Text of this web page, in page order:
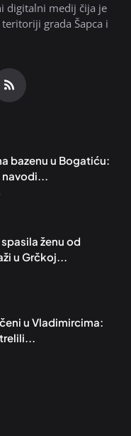
digitalni medij čija je
grada Šapca i
bazenu u Bogatiću:
navodi...
ženu od
u Grčkoj...
u Vladimircima: